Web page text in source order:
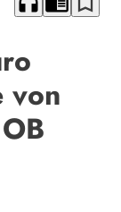
von